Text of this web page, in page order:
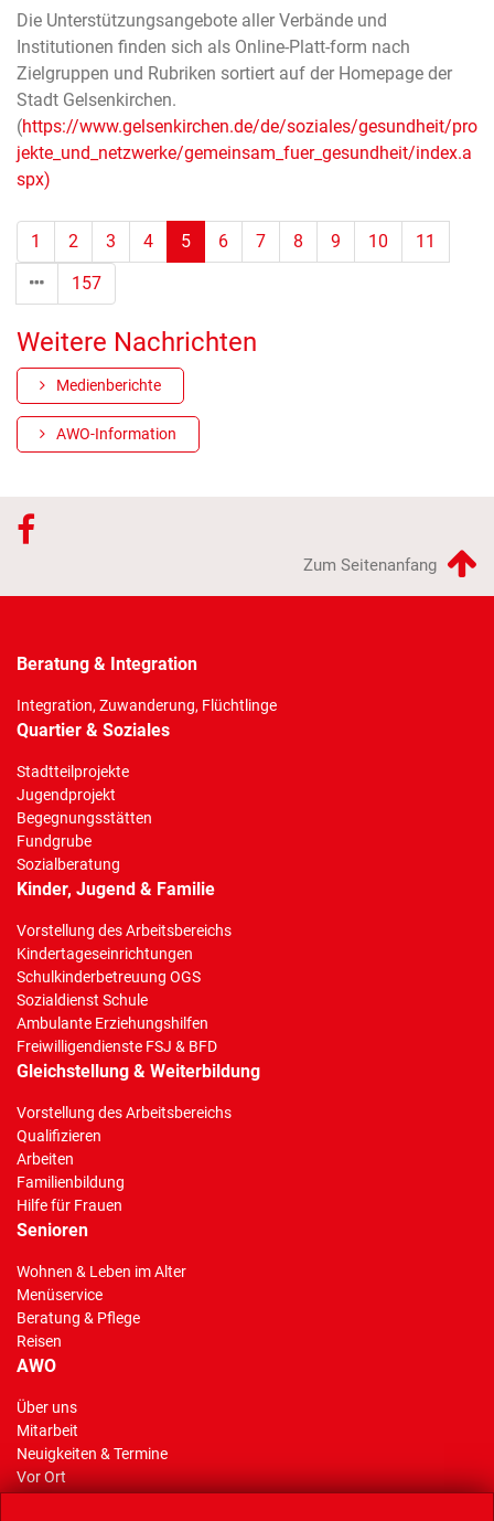
Die Unterstützungsangebote aller Verbände und
Institutionen finden sich als Online-Platt-form nach
Zielgruppen und Rubriken sortiert auf der Homepage der
Stadt Gelsenkirchen.
(https://www.gelsenkirchen.de/de/soziales/gesundheit/pro
jekte_und_netzwerke/gemeinsam_fuer_gesundheit/index.a
spx)
1 2 3 4 5(Standort)
6 7 8 9 10
11
157
Weitere Nachrichten
Medienberichte
AWO-Information
Zum Seitenanfang
Beratung & Integration
Integration, Zuwanderung, Flüchtlinge
Quartier & Soziales
Stadtteilprojekte
Jugendprojekt
Begegnungsstätten
Fundgrube
Sozialberatung
Kinder, Jugend & Familie
Vorstellung des Arbeitsbereichs
Kindertageseinrichtungen
Schulkinderbetreuung OGS
Sozialdienst Schule
Ambulante Erziehungshilfen
Freiwilligendienste FSJ & BFD
Gleichstellung & Weiterbildung
Vorstellung des Arbeitsbereichs
Qualifizieren
Arbeiten
Familienbildung
Hilfe für Frauen
Senioren
Wohnen & Leben im Alter
Menüservice
Beratung & Pflege
Reisen
AWO
Über uns
Mitarbeit
Neuigkeiten & Termine(Standort)
Vor Ort